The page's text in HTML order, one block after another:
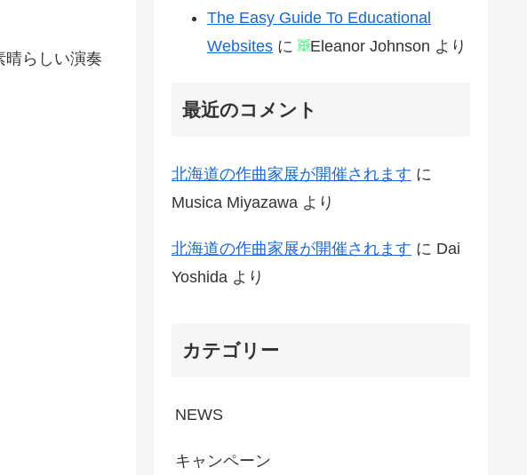
晴らしい演奏
The Easy Guide To Educational
Websites に Eleanor Johnson より
最近のコメント
北海道の作曲家展が開催されます に
Musica Miyazawa より
北海道の作曲家展が開催されます に Dai
Yoshida より
カテゴリー
NEWS
キャンペーン